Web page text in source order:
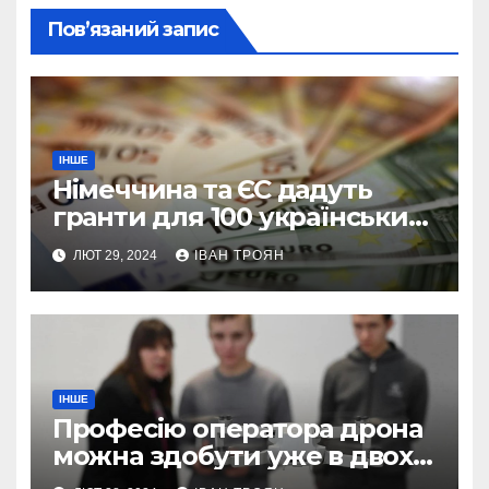
Пов’язаний запис
ІНШЕ
Німеччина та ЄС дадуть
гранти для 100 українських
підприємств
ЛЮТ 29, 2024 ІВАН ТРОЯН
ІНШЕ
Професію оператора дрона
можна здобути уже в двох
профтехах Львівщини